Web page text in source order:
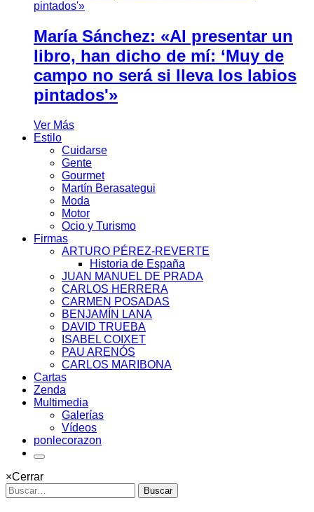
María Sánchez: «Al presentar un
libro, han dicho de mí: ‘Muy de
campo no será si lleva los labios
pintados'»
Ver Más
Estilo
Cuidarse
Gente
Gourmet
Martín Berasategui
Moda
Motor
Ocio y Turismo
Firmas
ARTURO PÉREZ-REVERTE
Historia de España
JUAN MANUEL DE PRADA
CARLOS HERRERA
CARMEN POSADAS
BENJAMÍN LANA
DAVID TRUEBA
ISABEL COIXET
PAU ARENÓS
CARLOS MARIBONA
Cartas
Zenda
Multimedia
Galerías
Vídeos
ponlecorazon
×Cerrar
Buscar